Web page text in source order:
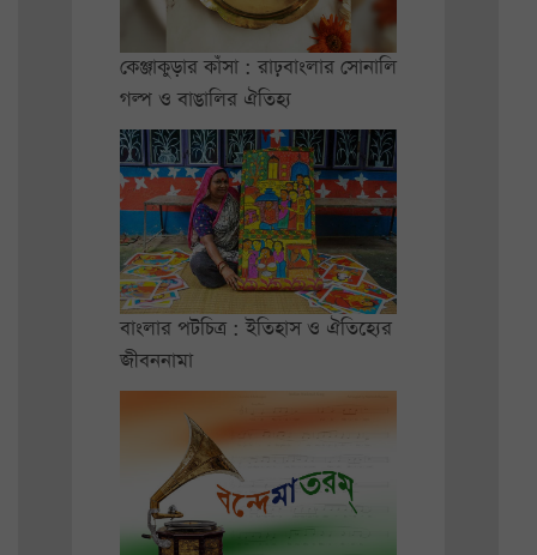
কেঞ্জাকুড়ার কাঁসা : রাঢ়বাংলার সোনালি
গল্প ও বাঙালির ঐতিহ্য
বাংলার পটচিত্র : ইতিহাস ও ঐতিহ্যের
জীবননামা